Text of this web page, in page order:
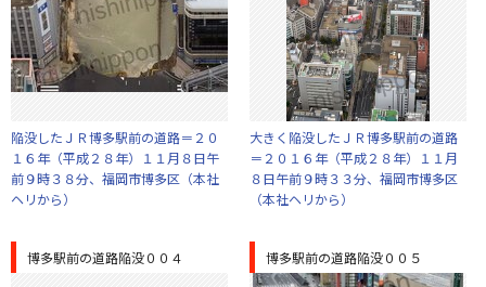
陥没したＪＲ博多駅前の道路＝２０
１６年（平成２８年）１１月８日午
前９時３８分、福岡市博多区（本社
ヘリから）
大きく陥没したＪＲ博多駅前の道路
＝２０１６年（平成２８年）１１月
８日午前９時３３分、福岡市博多区
（本社ヘリから）
博多駅前の道路陥没００４ 博多駅前の道路陥没００５